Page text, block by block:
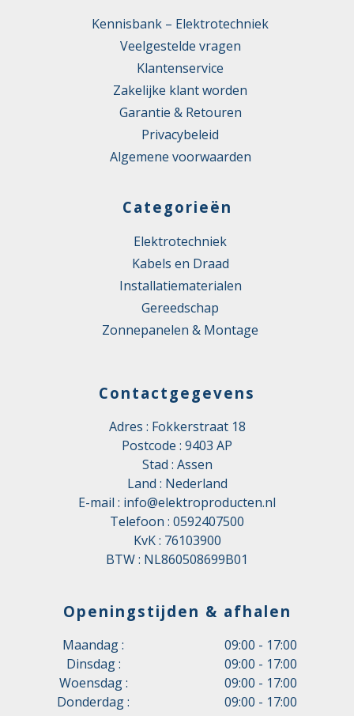
Kennisbank – Elektrotechniek
Veelgestelde vragen
Klantenservice
Zakelijke klant worden
Garantie & Retouren
Privacybeleid
Algemene voorwaarden
Categorieën
Elektrotechniek
Kabels en Draad
Installatiematerialen
Gereedschap
Zonnepanelen & Montage
Contactgegevens
Adres : Fokkerstraat 18
Postcode : 9403 AP
Stad : Assen
Land : Nederland
E-mail : info@elektroproducten.nl
Telefoon : 0592407500
KvK : 76103900
BTW : NL860508699B01
Openingstijden & afhalen
Maandag :
09:00 - 17:00
Dinsdag :
09:00 - 17:00
Woensdag :
09:00 - 17:00
Donderdag :
09:00 - 17:00